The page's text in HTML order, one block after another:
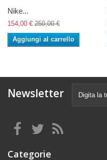
Nike...
154,00 € 250,00 €
Aggiungi al carrello
Newsletter
Categorie